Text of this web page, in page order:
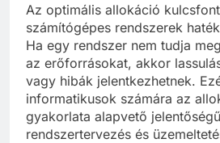
Az optimális allokáció
számítógépes rendszerek
Ha egy rendszer nem tudja
az erőforrásokat, akkor
vagy hibák jelentkezhetnek.
informatikusok számára az
gyakorlata alapvető
rendszertervezés és